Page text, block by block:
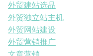
外贸建站选品
外贸独立站主机
外贸网站建设
外贸营销推广
文章营销